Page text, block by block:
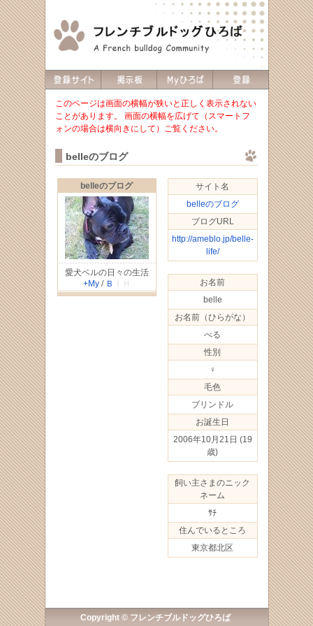
このページは画面の横幅が狭いと正しく表示されない
ことがあります。 画面の横幅を広げて（スマートフ
ォンの場合は横向きにして）ご覧ください。
belleのブログ
belleのブログ
愛犬ベルの日々の生活
+My/ Ｂ ＩＨ
サイト名
belleのブログ
ブログURL
http://ameblo.jp/belle-
life/
お名前
belle
お名前（ひらがな）
べる
性別
♀
毛色
ブリンドル
お誕生日
2006年10月21日 (19
歳)
飼い主さまのニック
ネーム
ｻﾁ
住んでいるところ
東京都北区
Copyright © フレンチブルドッグひろば